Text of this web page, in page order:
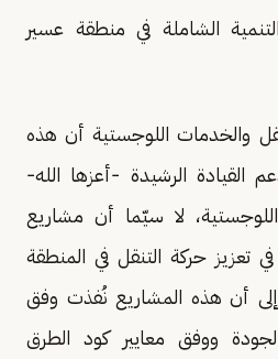
الشاملة في منطقة عسير
والخدمات اللوجستية أن هذه
القيادة الرشيدة -أعزها الله-
لا سيّما أن مشاريع
تعزيز حركة التنقل في المنطقة
أن هذه المشاريع نُفذت وفق
ووفق معايير كود الطرق